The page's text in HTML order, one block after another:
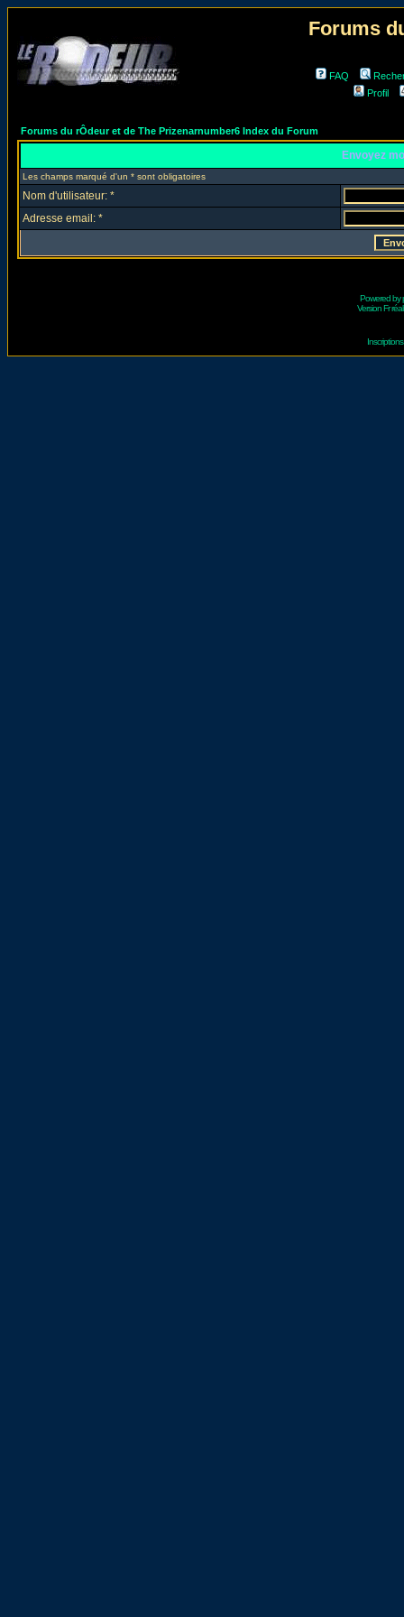
Forums
FAQ
Profil
Forums du rÔdeur et de The Prizenarnumber6 Index du Forum
Envoyez
Les champs marqué d'un * sont obligatoires
Nom d'utilisateur: *
Adresse email: *
Powered by
Version Fr